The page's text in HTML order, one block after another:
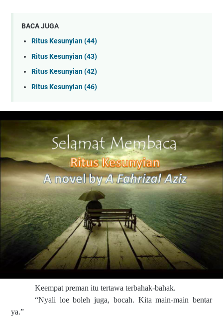
BACA JUGA
Ritus Kesunyian (44)
Ritus Kesunyian (43)
Ritus Kesunyian (42)
Ritus Kesunyian (46)
Keempat preman itu tertawa terbahak-bahak.
“Nyali loe boleh juga, bocah. Kita main-main bentar
ya.”